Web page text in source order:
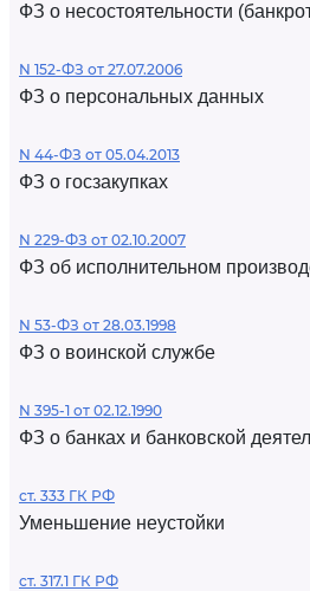
ФЗ о несостоятельности
N 152-ФЗ от 27.07.2006
ФЗ о персональных данных
N 44-ФЗ от 05.04.2013
ФЗ о госзакупках
N 229-ФЗ от 02.10.2007
ФЗ об исполнительном
N 53-ФЗ от 28.03.1998
ФЗ о воинской службе
N 395-1 от 02.12.1990
ФЗ о банках и банковской
ст. 333 ГК РФ
Уменьшение неустойки
ст. 317.1 ГК РФ